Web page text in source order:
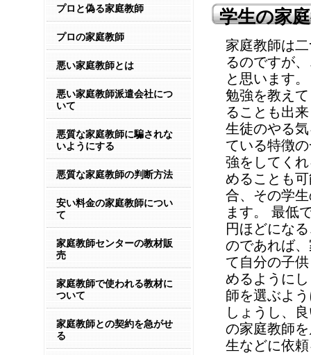
学生の家
家庭教師は
るのですが
と思います
勉強を教え
ることも出
生徒のやる
ている特徴
強をしてく
めることも
合、その学
ます。 最低
円ほどにな
のであれば
て自分の子
めるように
師を選ぶよ
しょうし、
の家庭教師
生などに依
プロと偽る家庭教師
プロの家庭教師
悪い家庭教師とは
悪い家庭教師派遣会社につ
いて
悪質な家庭教師に騙されな
いようにする
悪質な家庭教師の判断方法
安い料金の家庭教師につい
て
家庭教師センターの教材販
売
家庭教師で使われる教材に
ついて
家庭教師との契約を急がせ
る